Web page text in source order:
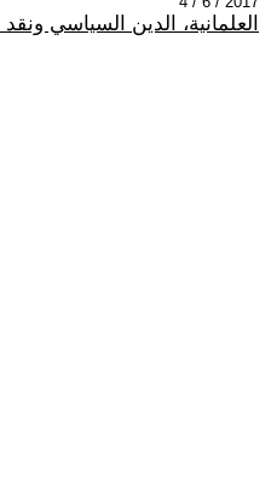
العلمانية، الدين السياسي